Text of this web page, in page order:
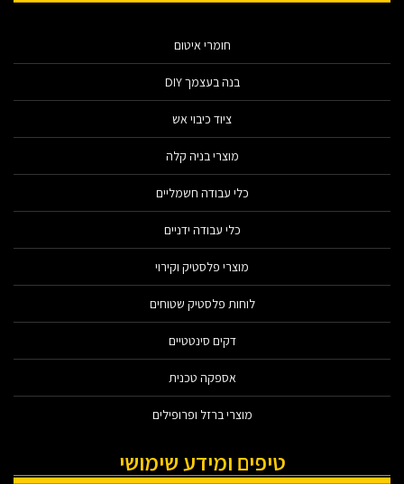
חומרי איטום
בנה בעצמך DIY
ציוד כיבוי אש
מוצרי בניה קלה
כלי עבודה חשמליים
כלי עבודה ידניים
מוצרי פלסטיק וקירוי
לוחות פלסטיק שטוחים
דקים סינטטיים
אספקה טכנית
מוצרי ברזל ופרופילים
טיפים ומידע שימושי